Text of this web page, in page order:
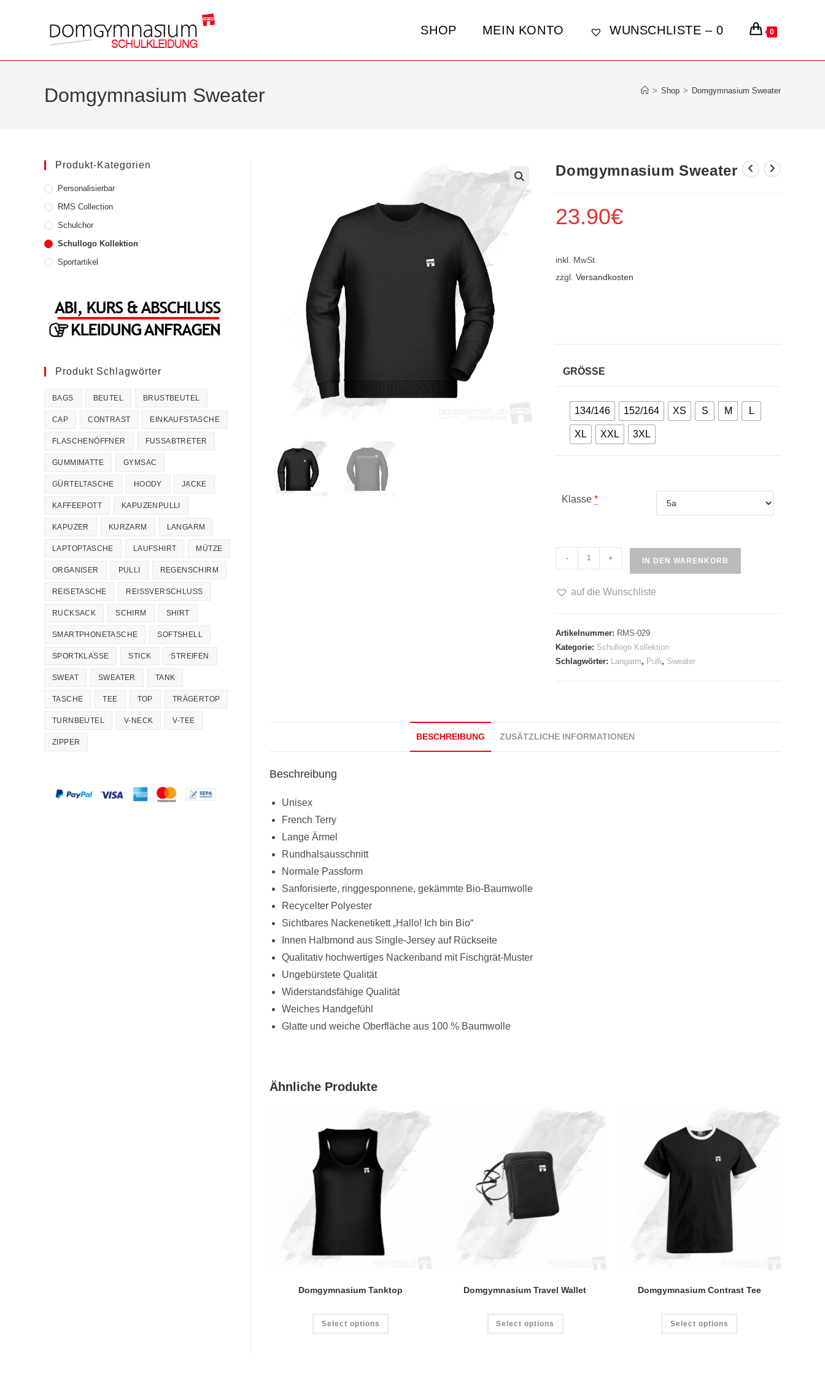
SHOP MEIN KONTO WUNSCHLISTE –0 0
Domgymnasium Sweater > Shop > Domgymnasium Sweater
Domgymnasium Sweater
23.90€
inkl. MwSt.
zzgl.Versandkosten
GRÖSSE
134/146 152/164 XS S M L
XL XXL 3XL
Klasse *
Domgymnasium
Sweater
- + IN DEN WARENKORB
auf die Wunschliste
Artikelnummer: RMS-029
Kategorie: Schullogo Kollektion
Schlagwörter:
Langarm, Pulli, Sweater
BESCHREIBUNG ZUSÄTZLICHE INFORMATIONEN
Beschreibung
Unisex
French Terry
Lange Ärmel
Rundhalsausschnitt
Normale Passform
Sanforisierte, ringgesponnene, gekämmte Bio-Baumwolle
Recycelter Polyester
Sichtbares Nackenetikett „Hallo! Ich bin Bio“
Innen Halbmond aus Single-Jersey auf Rückseite
Qualitativ hochwertiges Nackenband mit Fischgrät-Muster
Ungebürstete Qualität
Widerstandsfähige Qualität
Weiches Handgefühl
Glatte und weiche Oberfläche aus 100 % Baumwolle
Ähnliche Produkte
Domgymnasium Tanktop
Select options
Dieses
weist
Domgymnasium Travel Wallet
Select options
Domgymnasium Contrast Tee
Select options
weist
Produkt-Kategorien
Personalisierbar
RMS Collection
Schulchor
Schullogo Kollektion
Sportartikel
Produkt Schlagwörter
BAGS BEUTEL BRUSTBEUTEL
CAP CONTRAST EINKAUFSTASCHE
FLASCHENÖFFNER FUSSABTRETER
GUMMIMATTE GYMSAC
GÜRTELTASCHE HOODY JACKE
KAFFEEPOTT KAPUZENPULLI
KAPUZER KURZARM LANGARM
LAPTOPTASCHE LAUFSHIRT MÜTZE
ORGANISER PULLI REGENSCHIRM
REISETASCHE REISSVERSCHLUSS
RUCKSACK SCHIRM SHIRT
SMARTPHONETASCHE SOFTSHELL
SPORTKLASSE STICK STREIFEN
SWEAT SWEATER TANK
TASCHE TEE TOP TRÄGERTOP
TURNBEUTEL V-NECK V-TEE
ZIPPER